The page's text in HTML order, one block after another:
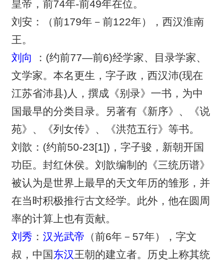
皇帝，前74年-前49年在位。
刘安：（前179年－前122年），西汉淮南
王。
刘向
：(约前77—前6)经学家、目录学家、
文学家。本名更生，字子政，西汉沛(现在
江苏省沛县)人，撰成《别录》一书，为中
国最早的分类目录。另著有《新序》、《说
苑》、《列女传》、《洪范五行》等书。
刘歆：(约前50-23[1])，字子骏，新朝开国
功臣。封红休侯。刘歆编制的《三统历谱》
被认为是世界上最早的天文年历的雏形，并
在当时积极推行古文经学。此外，他在圆周
率的计算上也有贡献。
刘秀 ： 汉光武帝 （前6年－57年），字文
叔，中国东汉王朝的建立者。历史上称其统